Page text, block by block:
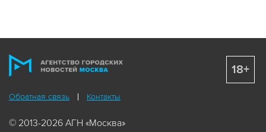
Обратная связь Контакты
© 2013-2026 АГН «Москва»
18+